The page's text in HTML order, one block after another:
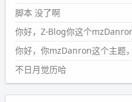
wdssmq
2024-09-15 10:32:07
#PubWordVSCode 内 git
一直是个痛点，一般都是推
了。。
wdssmq
2024-09-11 08:45:43
脚本 没了啊
不日月觉历哈